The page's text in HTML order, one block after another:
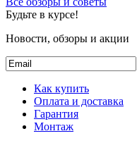
Будьте в курсе!
Новости, обзоры и акции
Как купить
Оплата и доставка
Гарантия
Монтаж